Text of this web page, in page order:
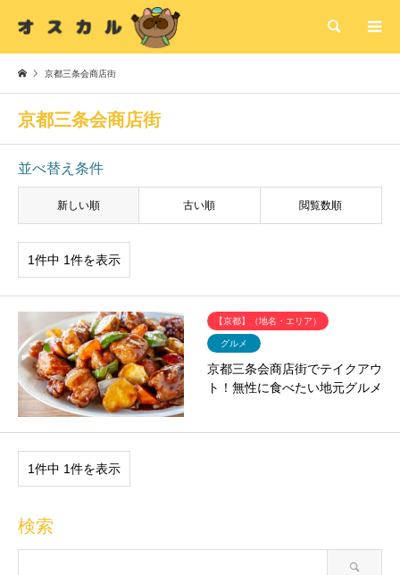
検索
京都三条会商店街
京都三条会商店街
並べ替え条件
新しい順 古い順 閲覧数順
1件中 1件を表示
【京都】（地名・エリア）
グルメ
京都三条会商店街でテイクアウ
ト！無性に食べたい地元グルメ
1件中 1件を表示
検索